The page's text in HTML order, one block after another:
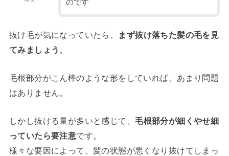
のです
抜け毛が気になっていたら、
まず抜け落ちた髪の毛を見
てみましょう
毛根部分がこん棒のような形をしていれば、あまり問題
はありません。
しかし抜ける量が多いと感じて、毛根部分が細くやせ細
っていたら要注意です。
様々な要因によって、髪の状態が悪くなり抜けてしまっ